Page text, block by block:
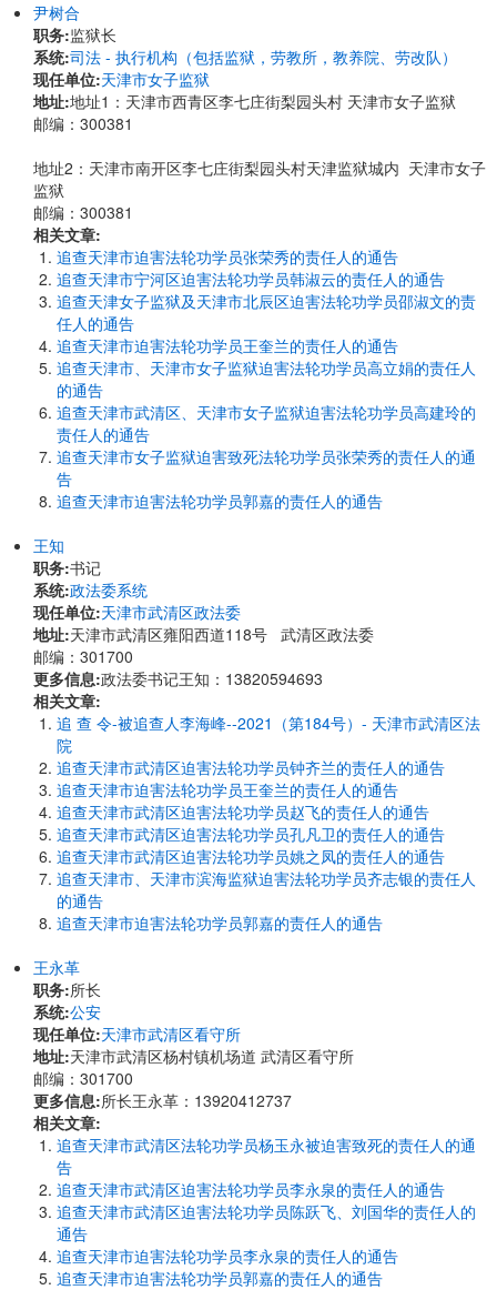
尹树合
职务:监狱长
系统:司法 - 执行机构（包括监狱，劳教所，教养院、劳改队）
现任单位:天津市女子监狱
地址:地址1：天津市西青区李七庄街梨园头村 天津市女子监狱
邮编：300381
地址2：天津市南开区李七庄街梨园头村天津监狱城内 天津市女子
监狱
邮编：300381
相关文章:
追查天津市迫害法轮功学员张荣秀的责任人的通告
追查天津市宁河区迫害法轮功学员韩淑云的责任人的通告
追查天津女子监狱及天津市北辰区迫害法轮功学员邵淑文的责
任人的通告
追查天津市迫害法轮功学员王奎兰的责任人的通告
追查天津市、天津市女子监狱迫害法轮功学员高立娟的责任人
的通告
追查天津市武清区、天津市女子监狱迫害法轮功学员高建玲的
责任人的通告
追查天津市女子监狱迫害致死法轮功学员张荣秀的责任人的通
告
追查天津市迫害法轮功学员郭嘉的责任人的通告
王知
职务:书记
系统:政法委系统
现任单位:天津市武清区政法委
地址:天津市武清区雍阳西道118号 武清区政法委
邮编：301700
更多信息:政法委书记王知：13820594693
相关文章:
追 查 令-被追查人李海峰--2021（第184号）- 天津市武清区法
院
追查天津市武清区迫害法轮功学员钟齐兰的责任人的通告
追查天津市迫害法轮功学员王奎兰的责任人的通告
追查天津市武清区迫害法轮功学员赵飞的责任人的通告
追查天津市武清区迫害法轮功学员孔凡卫的责任人的通告
追查天津市武清区迫害法轮功学员姚之凤的责任人的通告
追查天津市、天津市滨海监狱迫害法轮功学员齐志银的责任人
的通告
追查天津市迫害法轮功学员郭嘉的责任人的通告
王永革
职务:所长
系统:公安
现任单位:天津市武清区看守所
地址:天津市武清区杨村镇机场道 武清区看守所
邮编：301700
更多信息:所长王永革：13920412737
相关文章:
追查天津市武清区法轮功学员杨玉永被迫害致死的责任人的通
告
追查天津市武清区迫害法轮功学员李永泉的责任人的通告
追查天津市武清区迫害法轮功学员陈跃飞、刘国华的责任人的
通告
追查天津市迫害法轮功学员李永泉的责任人的通告
追查天津市迫害法轮功学员郭嘉的责任人的通告